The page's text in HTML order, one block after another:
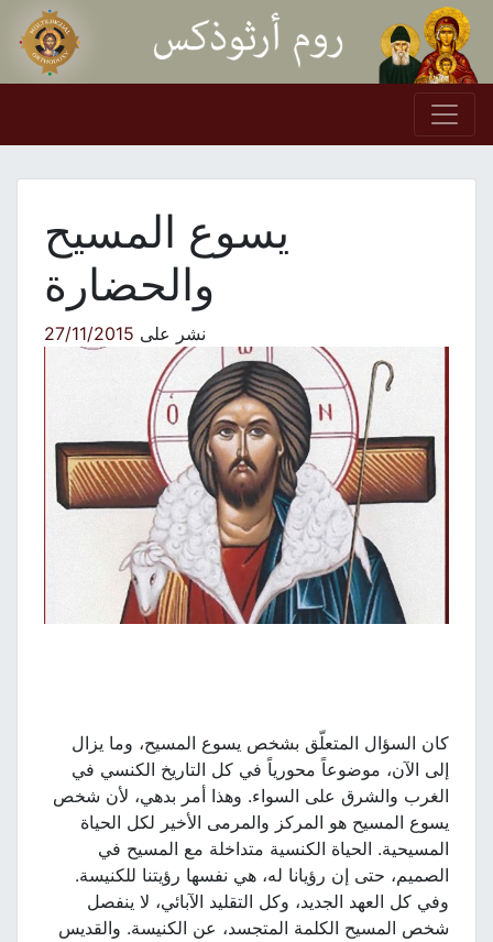
Skip to content
Main Navigation
يسوع المسيح
والحضارة
نشر على27/11/2015
كان السؤال المتعلّق بشخص يسوع المسيح، وما يزال
إلى الآن، موضوعاً محورياً في كل التاريخ الكنسي في
الغرب والشرق على السواء. وهذا أمر بدهي، لأن شخص
يسوع المسيح هو المركز والمرمى الأخير لكل الحياة
المسيحية. الحياة الكنسية متداخلة مع المسيح في
الصميم، حتى إن رؤيانا له، هي نفسها رؤيتنا للكنيسة.
وفي كل العهد الجديد، وكل التقليد الآبائي، لا ينفصل
شخص المسيح الكلمة المتجسد، عن الكنيسة. والقديس